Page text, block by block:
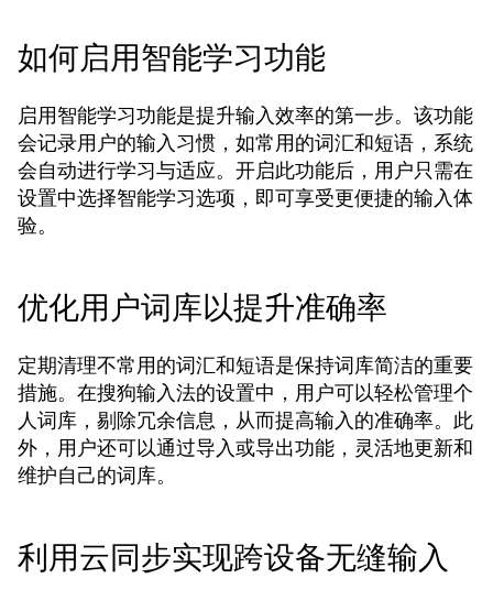
如何启用智能学习功能
启用智能学习功能是提升输入效率的第一步。该功能
会记录用户的输入习惯，如常用的词汇和短语，系统
会自动进行学习与适应。开启此功能后，用户只需在
设置中选择智能学习选项，即可享受更便捷的输入体
验。
优化用户词库以提升准确率
定期清理不常用的词汇和短语是保持词库简洁的重要
措施。在搜狗输入法的设置中，用户可以轻松管理个
人词库，剔除冗余信息，从而提高输入的准确率。此
外，用户还可以通过导入或导出功能，灵活地更新和
维护自己的词库。
利用云同步实现跨设备无缝输入